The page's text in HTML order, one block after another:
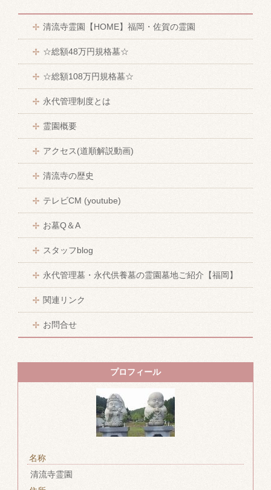
清流寺霊園【HOME】福岡・佐賀の霊園
☆総額48万円規格墓☆
☆総額108万円規格墓☆
永代管理制度とは
霊園概要
アクセス(道順解説動画)
清流寺の歴史
テレビCM (youtube)
お墓Q＆A
スタッフblog
永代管理墓・永代供養墓の霊園墓地ご紹介【福岡】
関連リンク
お問合せ
プロフィール
名称
清流寺霊園